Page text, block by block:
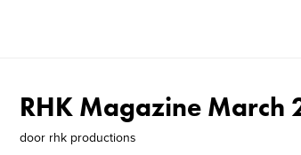
RHK Magazine March
door rhk productions